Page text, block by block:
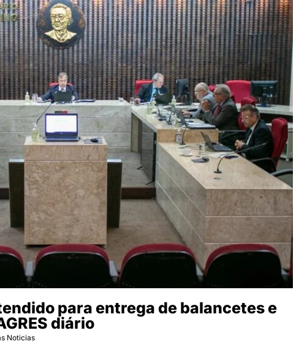
para entrega de balancetes e
diário
Noticias